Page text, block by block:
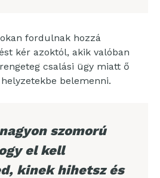
fordulnak hozzá
kér azoktól, akik valóban
csalási ügy miatt ő
belemenni.
szomorú
el kell
kinek hihetsz és